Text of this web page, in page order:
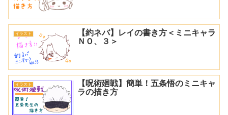
イラスト
【約ネバ】レイの書き方＜ミニキャラ
ＮＯ、３＞
イラスト
【呪術廻戦】簡単！五条悟のミニキャ
ラの描き方